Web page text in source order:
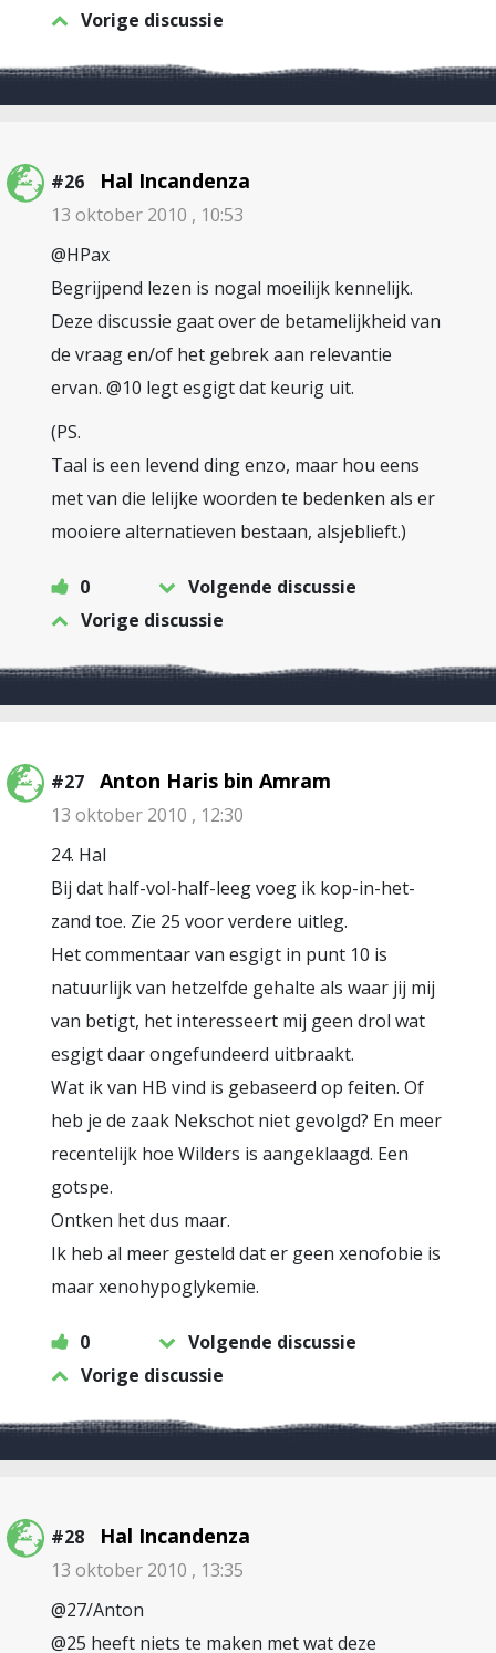
Vorige discussie
#26 Hal Incandenza
13 oktober 2010 , 10:53
@HPax
Begrijpend lezen is nogal moeilijk kennelijk.
Deze discussie gaat over de betamelijkheid van
de vraag en/of het gebrek aan relevantie
ervan. @10 legt esgigt dat keurig uit.
(PS.
Taal is een levend ding enzo, maar hou eens
met van die lelijke woorden te bedenken als er
mooiere alternatieven bestaan, alsjeblieft.)
0
Volgende discussie
Vorige discussie
#27 Anton Haris bin Amram
13 oktober 2010 , 12:30
24. Hal
Bij dat half-vol-half-leeg voeg ik kop-in-het-
zand toe. Zie 25 voor verdere uitleg.
Het commentaar van esgigt in punt 10 is
natuurlijk van hetzelfde gehalte als waar jij mij
van betigt, het interesseert mij geen drol wat
esgigt daar ongefundeerd uitbraakt.
Wat ik van HB vind is gebaseerd op feiten. Of
heb je de zaak Nekschot niet gevolgd? En meer
recentelijk hoe Wilders is aangeklaagd. Een
gotspe.
Ontken het dus maar.
Ik heb al meer gesteld dat er geen xenofobie is
maar xenohypoglykemie.
0
Volgende discussie
Vorige discussie
#28 Hal Incandenza
13 oktober 2010 , 13:35
@27/Anton
@25 heeft niets te maken met wat deze